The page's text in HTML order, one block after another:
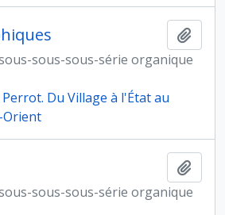
sous-sous-série organique
Perrot. Du Village à l'État au
Orient
sous-sous-série organique